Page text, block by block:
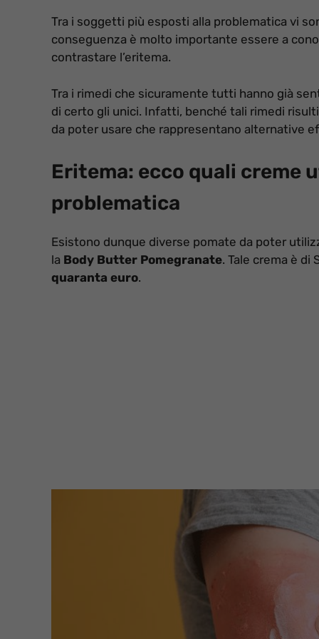
Tra i soggetti più esposti alla problematica vi
conseguenza è molto importante essere a
contrastare l’eritema.
Tra i rimedi che sicuramente tutti hanno già
di certo gli unici. Infatti, benché tali rimedi
da poter usare che rappresentano alternative
Eritema: ecco quali creme
problematica
Esistono dunque diverse pomate da poter
la Body Butter Pomegranate. Tale crema è di
quaranta euro.